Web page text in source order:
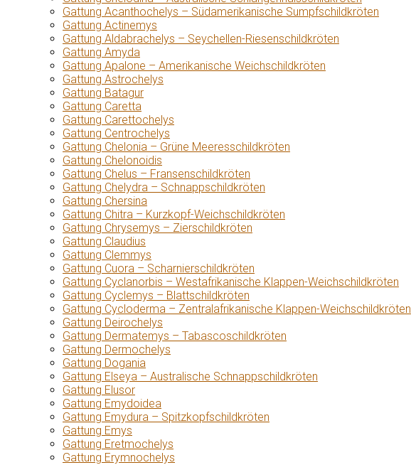
Gattung Acanthochelys – Südamerikanische Sumpfschildkröten
Gattung Actinemys
Gattung Aldabrachelys – Seychellen-Riesenschildkröten
Gattung Amyda
Gattung Apalone – Amerikanische Weichschildkröten
Gattung Astrochelys
Gattung Batagur
Gattung Caretta
Gattung Carettochelys
Gattung Centrochelys
Gattung Chelonia – Grüne Meeresschildkröten
Gattung Chelonoidis
Gattung Chelus – Fransenschildkröten
Gattung Chelydra – Schnappschildkröten
Gattung Chersina
Gattung Chitra – Kurzkopf-Weichschildkröten
Gattung Chrysemys – Zierschildkröten
Gattung Claudius
Gattung Clemmys
Gattung Cuora – Scharnierschildkröten
Gattung Cyclanorbis – Westafrikanische Klappen-Weichschildkröten
Gattung Cyclemys – Blattschildkröten
Gattung Cycloderma – Zentralafrikanische Klappen-Weichschildkröten
Gattung Deirochelys
Gattung Dermatemys – Tabascoschildkröten
Gattung Dermochelys
Gattung Dogania
Gattung Elseya – Australische Schnappschildkröten
Gattung Elusor
Gattung Emydoidea
Gattung Emydura – Spitzkopfschildkröten
Gattung Emys
Gattung Eretmochelys
Gattung Erymnochelys